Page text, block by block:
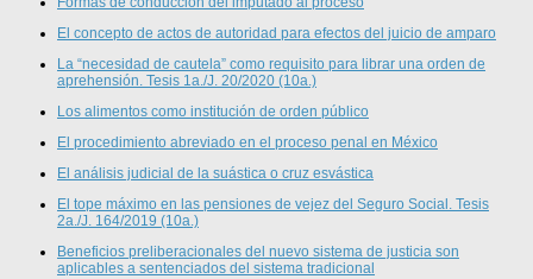
El concepto de actos de autoridad para efectos del juicio de amparo
La “necesidad de cautela” como requisito para librar una orden de
aprehensión. Tesis 1a./J. 20/2020 (10a.)
Los alimentos como institución de orden público
El procedimiento abreviado en el proceso penal en México
El análisis judicial de la suástica o cruz esvástica
El tope máximo en las pensiones de vejez del Seguro Social. Tesis
2a./J. 164/2019 (10a.)
Beneficios preliberacionales del nuevo sistema de justicia son
aplicables a sentenciados del sistema tradicional